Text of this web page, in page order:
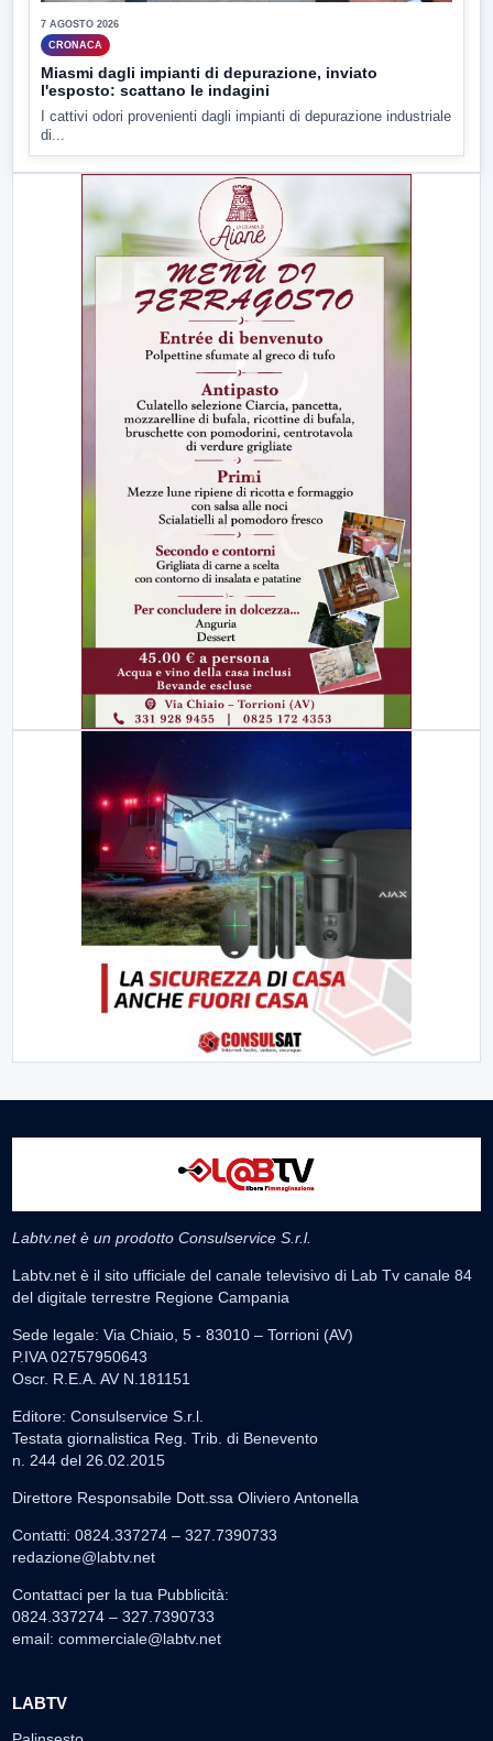
7 AGOSTO 2026
CRONACA
Miasmi dagli impianti di depurazione, inviato
l'esposto: scattano le indagini
I cattivi odori provenienti dagli impianti di depurazione industriale
di...
Labtv.net è un prodotto Consulservice S.r.l.
Labtv.net è il sito ufficiale del canale televisivo di Lab Tv canale 84
del digitale terrestre Regione Campania
Sede legale: Via Chiaio, 5 - 83010 – Torrioni (AV)
P.IVA 02757950643
Oscr. R.E.A. AV N.181151
Editore: Consulservice S.r.l.
Testata giornalistica Reg. Trib. di Benevento
n. 244 del 26.02.2015
Direttore Responsabile Dott.ssa Oliviero Antonella
Contatti: 0824.337274 – 327.7390733
redazione@labtv.net
Contattaci per la tua Pubblicità:
0824.337274 – 327.7390733
email: commerciale@labtv.net
LABTV